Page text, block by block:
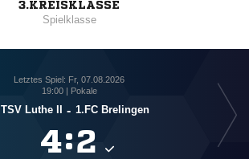
3.KREISKLASSE
Spielklasse
Letztes Spiel: Fr, 07.08.2026
19:00 | Pokale
TSV Luthe II - 1.FC Brelingen
: